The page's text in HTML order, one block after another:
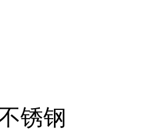
锈钢